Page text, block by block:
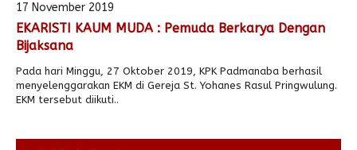
17 November 2019
EKARISTI KAUM MUDA : Pemuda Berkarya Dengan
Bijaksana
Pada hari Minggu, 27 Oktober 2019, KPK Padmanaba berhasil
menyelenggarakan EKM di Gereja St. Yohanes Rasul Pringwulung.
EKM tersebut diikuti..